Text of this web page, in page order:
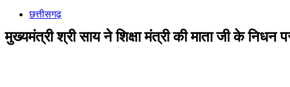
छत्तीसगढ़
मुख्यमंत्री श्री साय ने शिक्षा मंत्री की माता जी के निधन